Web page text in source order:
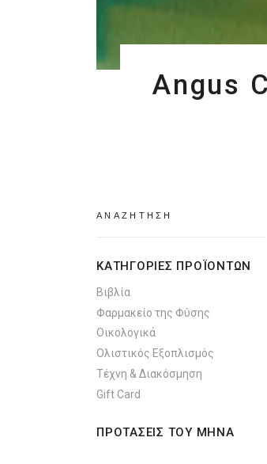
Angus
for:
ΚΑΤΗΓΟΡΙΕΣ ΠΡΟΪΟΝΤΩΝ
Βιβλία
Φαρμακείο της Φύσης
Οικολογικά
Ολιστικός Εξοπλισμός
Τέχνη & Διακόσμηση
Gift Card
ΠΡΟΤΑΣΕΙΣ ΤΟΥ ΜΗΝΑ